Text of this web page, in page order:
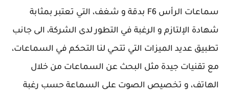
سماعات الرأس F6 بدقة و شغف، التي تعتبر بمثابة
شهادة الإلتازم و الرغبة في التطور لدى الشركة، الى جانب
تطبيق عديد الميزات التي تتحي لنا التحكم في السماعات،
مع تقنيات جيدة مثل البحث عن السماعات من خلال
الهاتف، و تخصيص الصوت على السماعة حسب رغبة